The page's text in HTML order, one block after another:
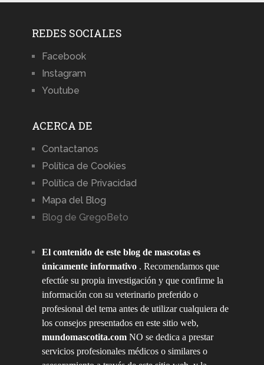
REDES SOCIALES
Facebook
Instagram
Youtube
ACERCA DE
Contactanos
Política de Cookies
Política de Privacidad
Mapa del Blog
Blog de GregoBeto
El contenido de este blog de mascotas es
únicamente informativo. Recomendamos que
efectúe su propia investigación y que confirme la
información con su veterinario preferido o
profesional del tema antes de utilizar cualquiera de
los consejos presentados en este sitio web,
mundomascotita.comNO se dedica a prestar
servicios profesionales médicos o similares o